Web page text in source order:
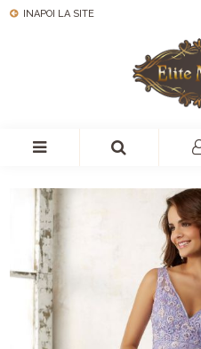
INAPOI LA SITE